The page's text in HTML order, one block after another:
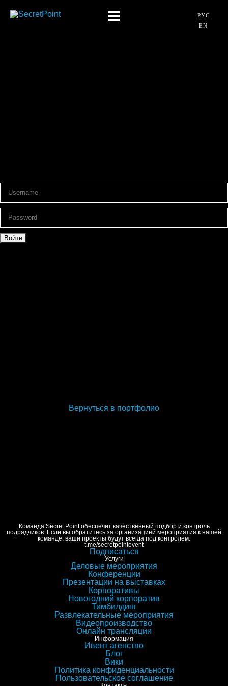
РУС
EN
Войти
Вернуться в портфолио
Команда Secret Point обеспечит качественный подбор и контроль
подрядчиков. Если вы обратитесь за организацией мероприятия к нашей
команде, ваши проекты будут всегда под контролем.
t.me/secretpointevent
Подписаться
Услуги
Деловые мероприятия
Конференции
Презентации на выставках
Корпоративы
Новогодний корпоратив
Тимбилдинг
Развлекательные мероприятия
Видеопроизводство
Онлайн трансляции
Информация
Ивент агенство
Блог
Вики
Политика конфиденциальности
Пользовательское соглашение